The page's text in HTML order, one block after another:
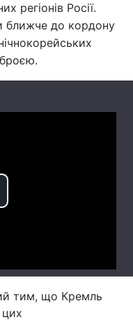
регіонів Росії.
ближче до кордону
тим, що Кремль